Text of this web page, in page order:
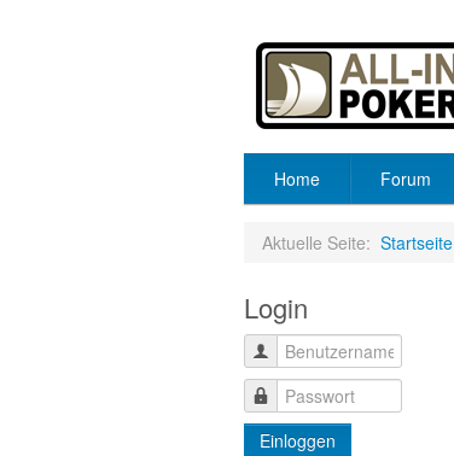
Home Forum
Aktuelle Seite: Startseite
Login
Einloggen